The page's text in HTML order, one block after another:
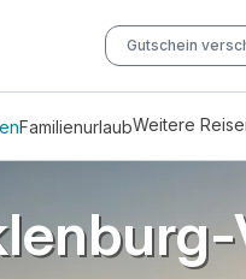
Gutschein
FamilienurlaubWeitere